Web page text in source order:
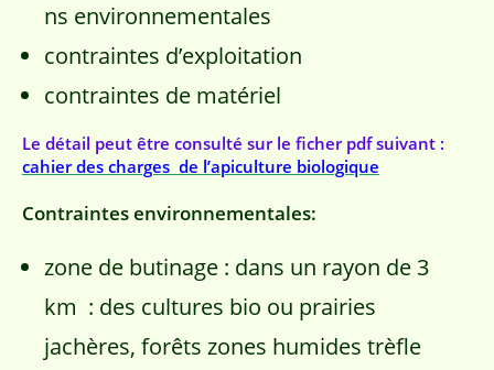
ns environnementales
contraintes d’exploitation
contraintes de matériel
Le détail peut être consulté sur le ficher pdf suivant :
cahier des charges de l’apiculture biologique
Contraintes environnementales:
zone de butinage : dans un rayon de 3
km : des cultures bio ou prairies
jachères, forêts zones humides trèfle